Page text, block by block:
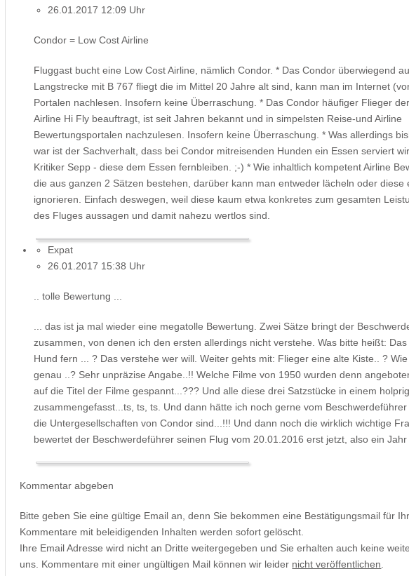
26.01.2017 12:09 Uhr
Condor = Low Cost Airline
Fluggast bucht eine Low Cost Airline, nämlich Condor. * Das Condor überwiegend
Langstrecke mit B 767 fliegt die im Mittel 20 Jahre alt sind, kann man im Internet
Portalen nachlesen. Insofern keine Überraschung. * Das Condor häufiger Flieger
Airline Hi Fly beauftragt, ist seit Jahren bekannt und in simpelsten Reise-und Airline
Bewertungsportalen nachzulesen. Insofern keine Überraschung. * Was allerdings
war ist der Sachverhalt, dass bei Condor mitreisenden Hunden ein Essen serviert
Kritiker Sepp - diese dem Essen fernbleiben. ;-) * Wie inhaltlich kompetent Airline
die aus ganzen 2 Sätzen bestehen, darüber kann man entweder lächeln oder diese
ignorieren. Einfach deswegen, weil diese kaum etwa konkretes zum gesamten
des Fluges aussagen und damit nahezu wertlos sind.
Expat
26.01.2017 15:38 Uhr
.. tolle Bewertung ...
... das ist ja mal wieder eine megatolle Bewertung. Zwei Sätze bringt der
zusammen, von denen ich den ersten allerdings nicht verstehe. Was bitte heißt:
Hund fern ... ? Das verstehe wer will. Weiter gehts mit: Flieger eine alte Kiste.. ?
genau ..? Sehr unpräzise Angabe..!! Welche Filme von 1950 wurden denn
auf die Titel der Filme gespannt...??? Und alle diese drei Satzstücke in einem
zusammengefasst...ts, ts, ts. Und dann hätte ich noch gerne vom
die Untergesellschaften von Condor sind...!!! Und dann noch die wirklich wichtige
bewertet der Beschwerdeführer seinen Flug vom 20.01.2016 erst jetzt, also ein
Kommentar abgeben
Bitte geben Sie eine gültige Email an, denn Sie bekommen eine Bestätigungsmail für
Kommentare mit beleidigenden Inhalten werden sofort gelöscht.
Ihre Email Adresse wird nicht an Dritte weitergegeben und Sie erhalten auch keine
uns. Kommentare mit einer ungültigen Mail können wir leider nicht veröffentlichen